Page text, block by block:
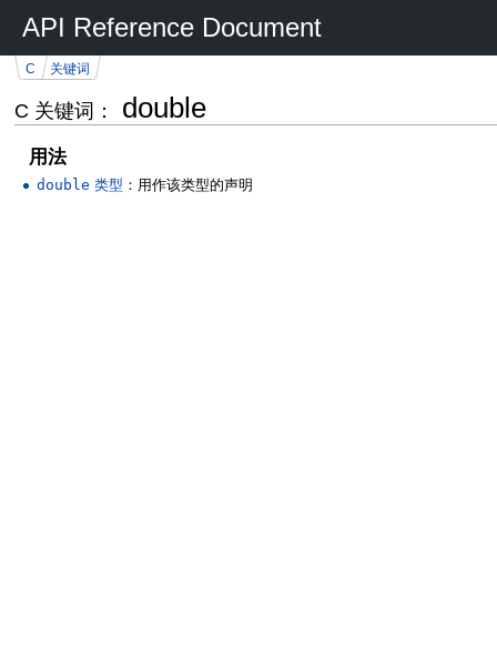
API Reference Document
C 关键词： double
C 关键词
用法
double 类型 ：用作该类型的声明